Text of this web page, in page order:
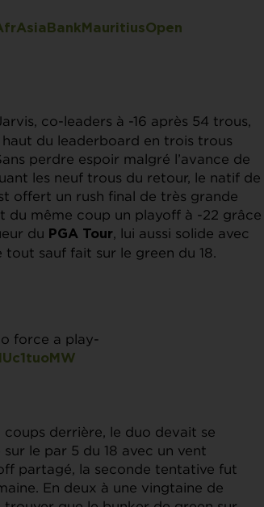
co-leaders à -16 après 54 trous,
du leaderboard en trois trous
perdre espoir malgré l’avance de
les neuf trous du retour, le natif de
offert un rush final de très grande
du même coup un playoff à -22 grâce
du PGA Tour, lui aussi solide avec
sauf fait sur le green du 18.
force a play-
coups derrière, le duo devait se
le par 5 du 18 avec un vent
partagé, la seconde tentative fut
En deux à une vingtaine de